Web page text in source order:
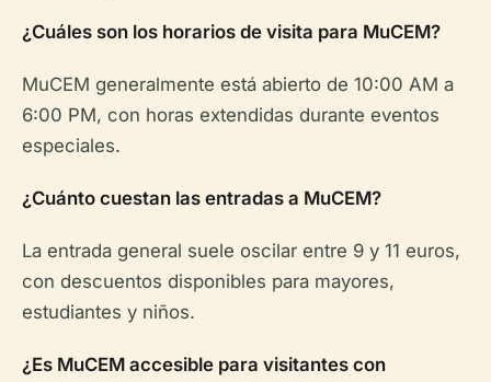
¿Cuáles son los horarios de visita para MuCEM?
MuCEM generalmente está abierto de 10:00 AM a
6:00 PM, con horas extendidas durante eventos
especiales.
¿Cuánto cuestan las entradas a MuCEM?
La entrada general suele oscilar entre 9 y 11 euros,
con descuentos disponibles para mayores,
estudiantes y niños.
¿Es MuCEM accesible para visitantes con